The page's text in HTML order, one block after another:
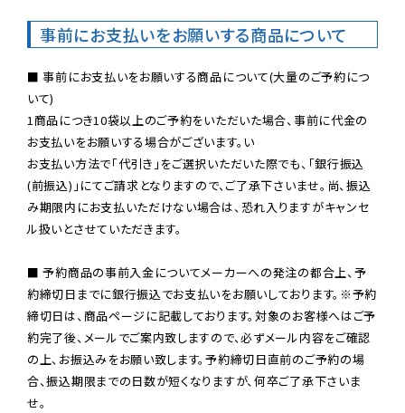
事前にお支払いをお願いする商品について
■ 事前にお支払いをお願いする商品について(大量のご予約につ
いて)
1商品につき10袋以上のご予約をいただいた場合、事前に代金の
お支払いをお願いする場合がございます。い
お支払い方法で「代引き」をご選択いただいた際でも、「銀行振込
(前振込)」にてご請求となりますので、ご了承下さいませ。尚、振込
み期限内にお支払いただけない場合は、恐れ入りますがキャンセ
ル扱いとさせていただきます。
■ 予約商品の事前入金についてメーカーへの発注の都合上、予
約締切日までに銀行振込でお支払いをお願いしております。※予約
締切日は、商品ページに記載しております。対象のお客様へはご予
約完了後、メールでご案内致しますので、必ずメール内容をご確認
の上、お振込みをお願い致します。予約締切日直前のご予約の場
合、振込期限までの日数が短くなりますが、何卒ご了承下さいま
せ。